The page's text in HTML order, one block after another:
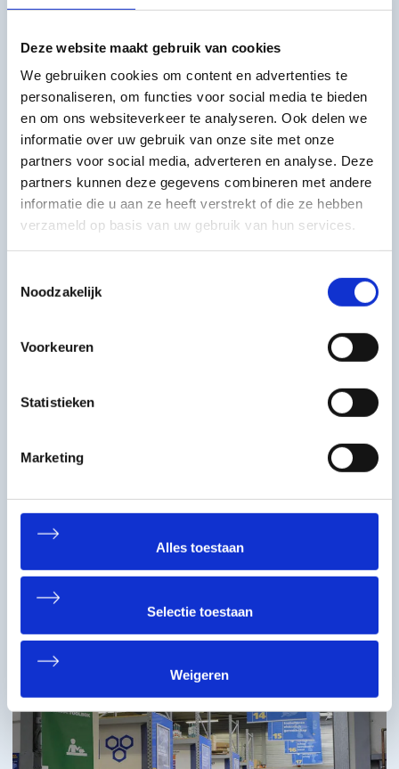
Deze website maakt gebruik van cookies
We gebruiken cookies om content en advertenties te
personaliseren, om functies voor social media te bieden
en om ons websiteverkeer te analyseren. Ook delen we
informatie over uw gebruik van onze site met onze
partners voor social media, adverteren en analyse. Deze
partners kunnen deze gegevens combineren met andere
informatie die u aan ze heeft verstrekt of die ze hebben
verzameld op basis van uw gebruik van hun services.
Noodzakelijk
Voorkeuren
Statistieken
Marketing
Alles toestaan
Selectie toestaan
Weigeren